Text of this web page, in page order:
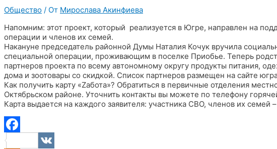
Общество / От Мирослава Акинфиева
Напомним: этот проект, который реализуется в Югре, направлен на
операции и членов их семей.
Накануне председатель районной Думы Наталия Кочук вручила
специальной операции, проживающим в поселке Приобье. Теперь
партнеров проекта по всему автономному округу продукты питания,
дома и зоотовары со скидкой. Список партнеров размещен на сайте
Как получить карту «Zабота»? Обратиться в первичные отделения
Октябрьском районе. Уточнить контакты вы можете по телефону
Карта выдается на каждого заявителя: участника СВО, членов их семей
Facebook